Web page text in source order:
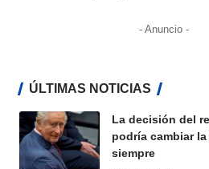
- Anuncio -
ÚLTIMAS NOTICIAS
La decisión del
podría cambiar
siempre